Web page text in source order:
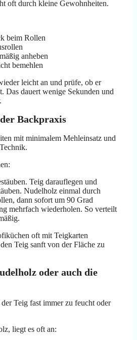
oft durch kleine Gewohnheiten.
beim Rollen
anheben
bemehlen
leicht an und prüfe, ob er
Das dauert wenige Sekunden und
Backpraxis
mit minimalem Mehleinsatz und
Teig darauflegen und
Nudelholz einmal durch
dann sofort um 90 Grad
mehrfach wiederholen. So verteilt
oft mit Teigkarten
Teig sanft von der Fläche zu
oder auch die
Teig fast immer zu feucht oder
liegt es oft an: